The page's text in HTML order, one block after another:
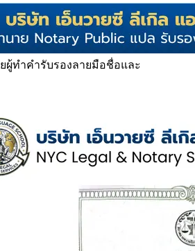
ผู้ทำคำรับรองลายมือชื่อและ